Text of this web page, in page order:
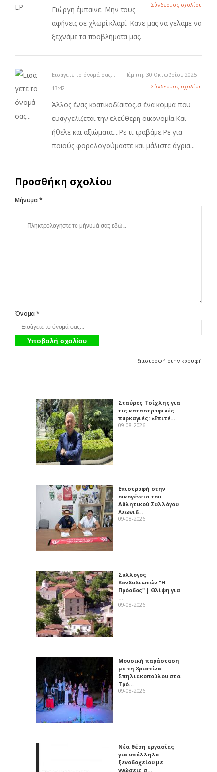
Σύνδεσμος σχολίου
Γιώργη έμπαινε. Μην τους
αφήνεις σε χλωρί κλαρί. Κανε μας να γελάμε να
ξεχνάμε τα προβλήματα μας.
Εισάγετε το όνομά σας...
Πέμπτη, 30 Οκτωβρίου 2025
13:42
Σύνδεσμος σχολίου
Άλλος ένας κρατικοδίαιτος,σ ένα κομμα που
ευαγγελιζεται την ελεύθερη οικονομία.Και
ήθελε και αξιώματα....Ρε τι τραβάμε.Ρε για
ποιούς φορολογούμαστε και μάλιστα άγρια...
Προσθήκη σχολίου
Μήνυμα *
Όνομα *
Επιστροφή στην κορυφή
Σταύρος Τσίχλης για
τις καταστροφικές
πυρκαγιές: «Επιτέ…
09-08-2026
Επιστροφή στην
οικογένεια του
Αθλητικού Συλλόγου
Λεωνιδ…
09-08-2026
Σύλλογος
Κανδυλιωτών "Η
Πρόοδος" | Θλίψη για
…
09-08-2026
Μουσική παράσταση
με τη Χριστίνα
Σπηλιακοπούλου στα
Τρό…
09-08-2026
Νέα θέση εργασίας
για υπάλληλο
ξενοδοχείου με
γνώσεις σ…